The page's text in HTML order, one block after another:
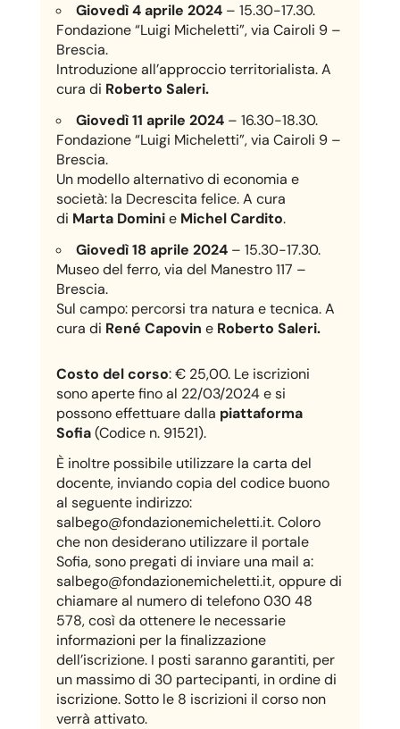
Giovedì 4 aprile 2024 – 15.30-17.30.
Fondazione “Luigi Micheletti”, via Cairoli 9 –
Brescia.
Introduzione all’approccio territorialista. A
cura di Roberto Saleri.
Giovedì 11 aprile 2024 – 16.30-18.30.
Fondazione “Luigi Micheletti”, via Cairoli 9 –
Brescia.
Un modello alternativo di economia e
società: la Decrescita felice. A cura
di Marta Dominie Michel Cardito.
Giovedì 18 aprile 2024– 15.30-17.30.
Museo del ferro, via del Manestro 117 –
Brescia.
Sul campo: percorsi tra natura e tecnica. A
cura di René Capovin e Roberto Saleri.
Costo del corso: € 25,00. Le iscrizioni
sono aperte fino al 22/03/2024 e si
possono effettuare dalla piattaforma
Sofia(Codice n. 91521).
È inoltre possibile utilizzare la carta del
docente, inviando copia del codice buono
al seguente indirizzo:
salbego@fondazionemicheletti.it. Coloro
che non desiderano utilizzare il portale
Sofia, sono pregati di inviare una mail a:
salbego@fondazionemicheletti.it, oppure di
chiamare al numero di telefono 030 48
578, così da ottenere le necessarie
informazioni per la finalizzazione
dell’iscrizione. I posti saranno garantiti, per
un massimo di 30 partecipanti, in ordine di
iscrizione. Sotto le 8 iscrizioni il corso non
verrà attivato.